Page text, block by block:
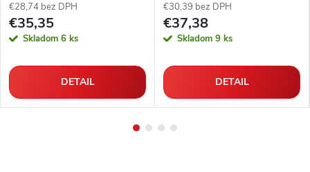
€28,74 bez DPH
€35,35
Skladom 6 ks
DETAIL
€30,39 bez DPH
€37,38
Skladom 9 ks
DETAIL